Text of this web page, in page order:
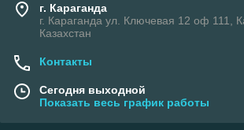
г. Караганда
г. Караганда ул. Ключевая 12 оф 111,
Казахстан
Контакты
Сегодня выходной
Показать весь график работы